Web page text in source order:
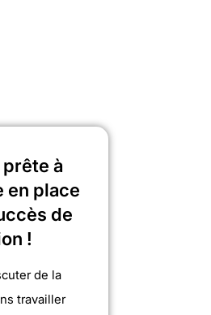
à
en place
de
!
de la
travailler